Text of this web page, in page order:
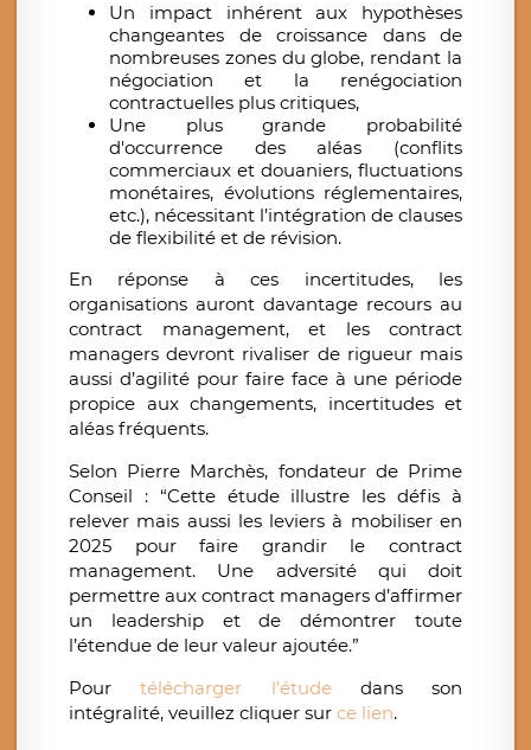
Un impact inhérent aux hypothèses
changeantes de croissance dans de
nombreuses zones du globe, rendant la
négociation et la renégociation
contractuelles plus critiques,
Une plus grande probabilité
d'occurrence des aléas (conflits
commerciaux et douaniers, fluctuations
monétaires, évolutions réglementaires,
etc.), nécessitant l’intégration de clauses
de flexibilité et de révision.
En réponse à ces incertitudes, les
organisations auront davantage recours au
contract management, et les contract
managers devront rivaliser de rigueur mais
aussi d’agilité pour faire face à une période
propice aux changements, incertitudes et
aléas fréquents.
Selon Pierre Marchès, fondateur de Prime
Conseil : “Cette étude illustre les défis à
relever mais aussi les leviers à mobiliser en
2025 pour faire grandir le contract
management. Une adversité qui doit
permettre aux contract managers d’affirmer
un leadership et de démontrer toute
l’étendue de leur valeur ajoutée.”
Pourtélécharger l’étudedans son
intégralité, veuillez cliquer sur ce lien.